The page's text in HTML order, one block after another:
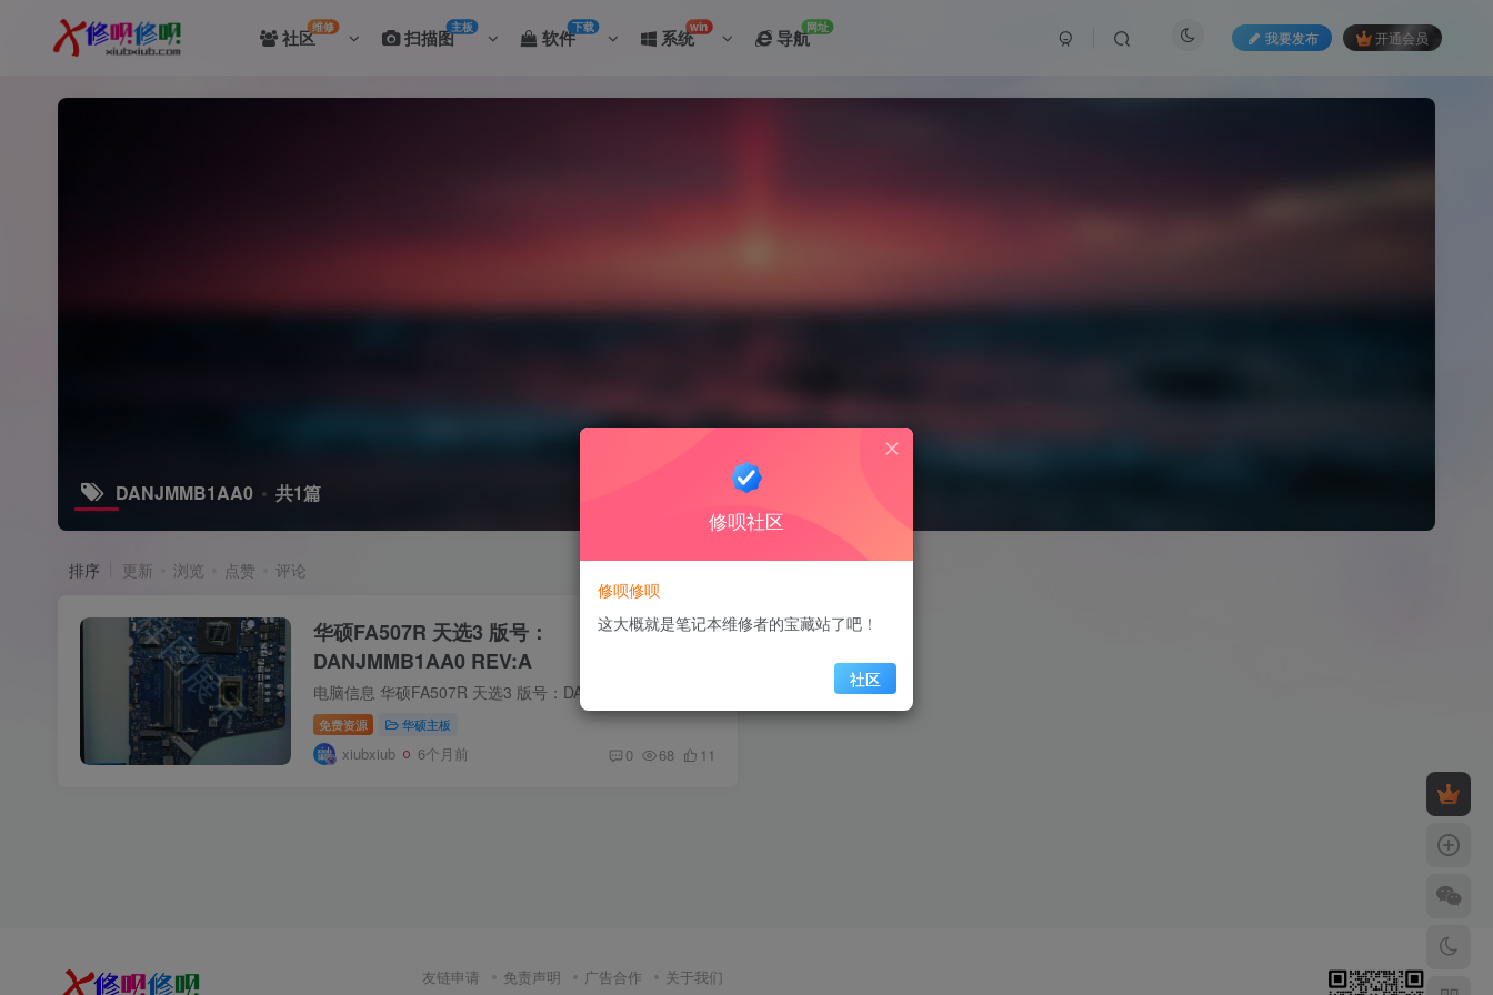
社区维修 扫描图主板 软件下载 系统win 导航网址
我要发布 开通会员
DANJMMB1AA0 共1篇
排序 更新 浏览 点赞 评论
华硕FA507R 天选3 版号：
DANJMMB1AA0 REV:A
免费资源 华硕主板
xiubxiub 6个月前 0 68 11
友链申请 免责声明 广告合作 关于我们
修呗社区
修呗修呗
这大概就是笔记本维修者的宝藏站了吧！
社区